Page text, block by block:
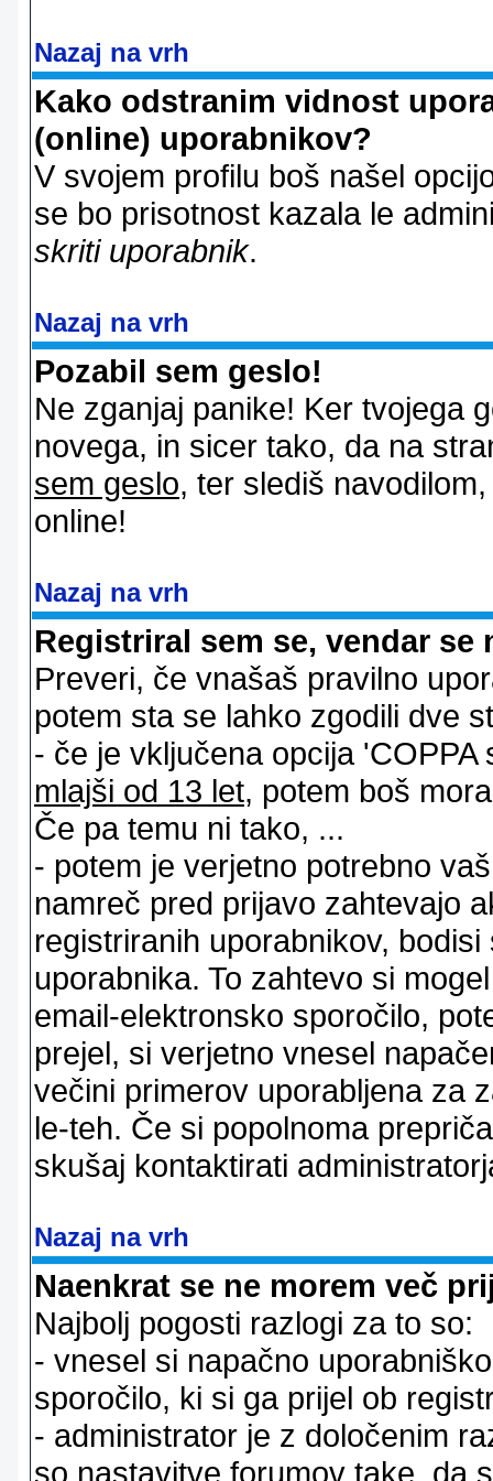
Nazaj na vrh
Kako odstranim vidnost
(online) uporabnikov?
V svojem profilu boš našel
se bo prisotnost kazala le
skriti uporabnik.
Nazaj na vrh
Pozabil sem geslo!
Ne zganjaj panike! Ker tvojega
novega, in sicer tako, da na
sem geslo, ter slediš
online!
Nazaj na vrh
Registriral sem se, vendar
Preveri, če vnašaš pravilno
potem sta se lahko zgodili dve
- če je vključena opcija
mlajši od 13 let, potem boš
Če pa temu ni tako, ...
- potem je verjetno potrebno
namreč pred prijavo zahtevajo
registriranih uporabnikov,
uporabnika. To zahtevo si
email-elektronsko sporočilo,
prejel, si verjetno vnesel
večini primerov uporabljena za
le-teh. Če si popolnoma
skušaj kontaktirati
Nazaj na vrh
Naenkrat se ne morem več
Najbolj pogosti razlogi za to so:
- vnesel si napačno
sporočilo, ki si ga prijel ob
- administrator je z določenim
so nastavitve forumov take, da